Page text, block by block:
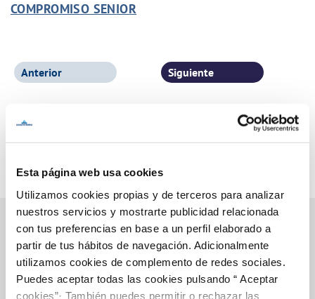
Esta página web usa cookies
Utilizamos cookies propias y de terceros para analizar
nuestros servicios y mostrarte publicidad relacionada
con tus preferencias en base a un perfil elaborado a
partir de tus hábitos de navegación. Adicionalmente
utilizamos cookies de complemento de redes sociales.
Puedes aceptar todas las cookies pulsando “ Aceptar
cookies”· También puedes permitir o rechazar las
COMPROMISO SENIOR
Página 1 de 77
Anterior Siguiente
Inicio